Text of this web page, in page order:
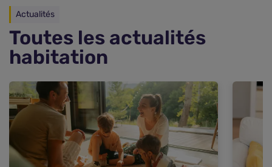
Actualités
Toutes les actualités
habitation